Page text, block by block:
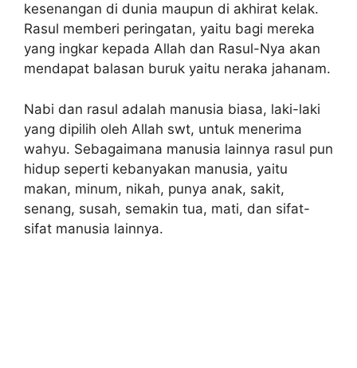
kesenangan di dunia maupun di akhirat kelak.
Rasul memberi peringatan, yaitu bagi mereka
yang ingkar kepada Allah dan Rasul-Nya akan
mendapat balasan buruk yaitu neraka jahanam.
Nabi dan rasul adalah manusia biasa, laki-laki
yang dipilih oleh Allah swt, untuk menerima
wahyu. Sebagaimana manusia lainnya rasul pun
hidup seperti kebanyakan manusia, yaitu
makan, minum, nikah, punya anak, sakit,
senang, susah, semakin tua, mati, dan sifat-
sifat manusia lainnya.